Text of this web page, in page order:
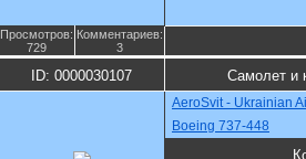
Просмотров:
729
Комментариев:
3
ID: 0000030107 Самолет и
AeroSvit - Ukrainian
Boeing 737-448